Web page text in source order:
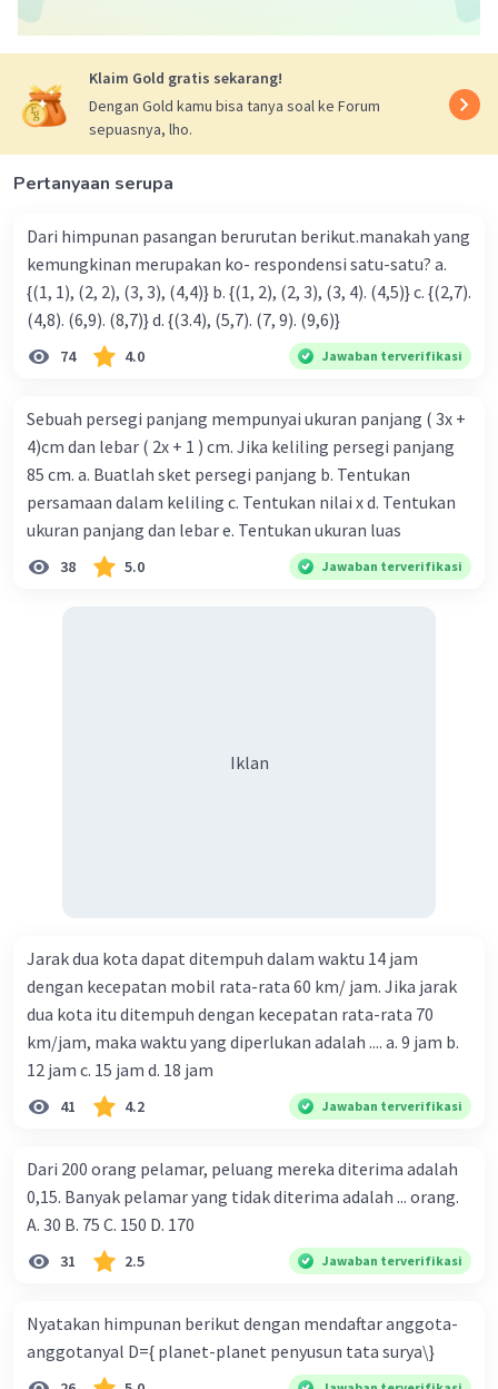
Klaim Gold gratis sekarang!
Dengan Gold kamu bisa tanya soal ke Forum
sepuasnya, lho.
Pertanyaan serupa
Dari himpunan pasangan berurutan berikut.manakah yang
kemungkinan merupakan ko- respondensi satu-satu? a.
{(1, 1), (2, 2), (3, 3), (4,4)} b. {(1, 2), (2, 3), (3, 4). (4,5)} c. {(2,7).
(4,8). (6,9). (8,7)} d. {(3.4), (5,7). (7, 9). (9,6)}
74 4.0 Jawaban terverifikasi
Sebuah persegi panjang mempunyai ukuran panjang ( 3x +
4)cm dan lebar ( 2x + 1 ) cm. Jika keliling persegi panjang
85 cm. a. Buatlah sket persegi panjang b. Tentukan
persamaan dalam keliling c. Tentukan nilai x d. Tentukan
ukuran panjang dan lebar e. Tentukan ukuran luas
38 5.0 Jawaban terverifikasi
Iklan
Jarak dua kota dapat ditempuh dalam waktu 14 jam
dengan kecepatan mobil rata-rata 60 km/ jam. Jika jarak
dua kota itu ditempuh dengan kecepatan rata-rata 70
km/jam, maka waktu yang diperlukan adalah .... a. 9 jam b.
12 jam c. 15 jam d. 18 jam
41 4.2 Jawaban terverifikasi
Dari 200 orang pelamar, peluang mereka diterima adalah
0,15. Banyak pelamar yang tidak diterima adalah ... orang.
A. 30 B. 75 C. 150 D. 170
31 2.5 Jawaban terverifikasi
Nyatakan himpunan berikut dengan mendaftar anggota-
anggotanyal D={ planet-planet penyusun tata surya\}